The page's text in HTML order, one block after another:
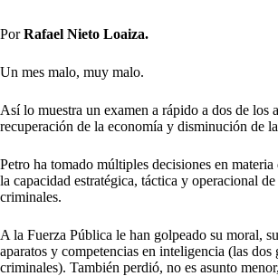
PorRafael Nieto Loaiza.
Un mes malo, muy malo.
Así lo muestra un examen a rápido a dos de los
recuperación de la economía y disminución de
Petro ha tomado múltiples decisiones en
la capacidad estratégica, táctica y operacional
criminales.
A la Fuerza Pública le han golpeado su moral,
aparatos y competencias en inteligencia (las
criminales). También perdió, no es asunto